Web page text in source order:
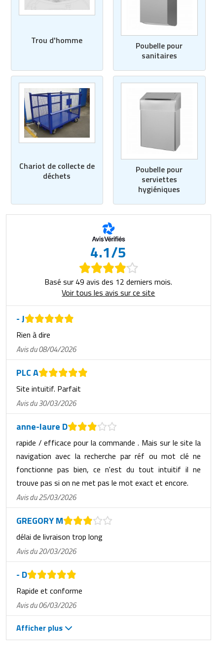
Trou d'homme
Poubelle pour
sanitaires
Chariot de collecte de
déchets
Poubelle pour
serviettes
hygiéniques
4.1/5
Basé sur 49 avis des 12 derniers mois.
Voir tous les avis sur ce site
- J
Rien à dire
Avis du 08/04/2026
PLC A
Site intuitif. Parfait
Avis du 30/03/2026
anne-laure D
rapide / efficace pour la commande . Mais sur le site la
navigation avec la recherche par réf ou mot clé ne
fonctionne pas bien, ce n'est du tout intuitif il ne
trouve pas si on ne met pas le mot exact et encore.
Avis du 25/03/2026
GREGORY M
délai de livraison trop long
Avis du 20/03/2026
- D
Rapide et conforme
Avis du 06/03/2026
Afficher plus